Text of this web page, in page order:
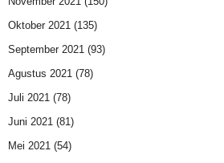
Oktober 2021 (135)
September 2021 (93)
Agustus 2021 (78)
Juli 2021 (78)
Juni 2021 (81)
Mei 2021 (54)